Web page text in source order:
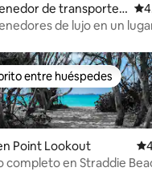
de transporte
Heads
de lujo en un
entre huéspedes
entre huéspedes
Point Lookout
completo en Straddie